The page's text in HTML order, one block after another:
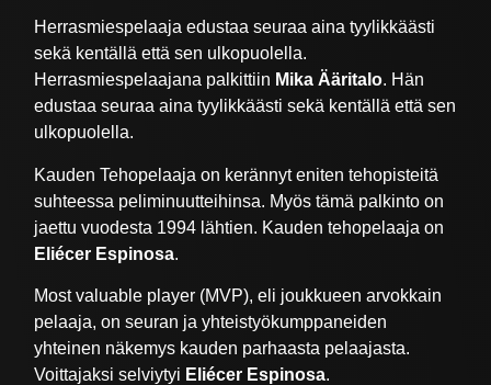
Herrasmiespelaaja edustaa seuraa aina tyylikkäästi
sekä kentällä että sen ulkopuolella.
Herrasmiespelaajana palkittiin Mika Ääritalo. Hän
edustaa seuraa aina tyylikkäästi sekä kentällä että sen
ulkopuolella.
Kauden Tehopelaaja on kerännyt eniten tehopisteitä
suhteessa peliminuutteihinsa. Myös tämä palkinto on
jaettu vuodesta 1994 lähtien. Kauden tehopelaaja on
Eliécer Espinosa.
Most valuable player (MVP), eli joukkueen arvokkain
pelaaja, on seuran ja yhteistyökumppaneiden
yhteinen näkemys kauden parhaasta pelaajasta.
Voittajaksi selviytyi Eliécer Espinosa.